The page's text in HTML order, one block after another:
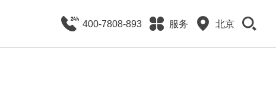
400-7808-893 服务 北京